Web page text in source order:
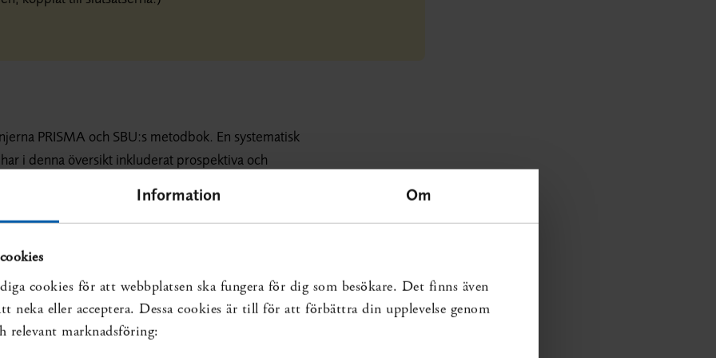
Information Om
cookies för att webbplatsen ska fungera för dig som besökare. Det finns även
neka eller acceptera. Dessa cookies är till för att förbättra din upplevelse genom
marknadsföring:
PRISMA och SBU:s metodbok. En systematisk
i denna översikt inkluderat prospektiva och
med en rektusdiastas över 2 cm. Endast studier
slutsatser.
studier. Fyra av dessa studier har undersökt
där det huvudsakliga utfallsmåttet
behandlingsmetoder och även jämfört